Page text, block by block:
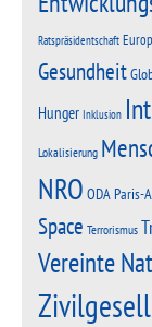
Ratspräsidentschaft
Gesundheit
Hunger Inklusion
Lokalisierung
NRO ODAParis-
Space Terrorismus
Vereinte